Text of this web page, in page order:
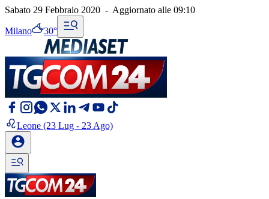
Sabato 29 Febbraio 2020 - Aggiornato alle 09:10
Milano 30°
Leone (23 Lug - 23 Ago)